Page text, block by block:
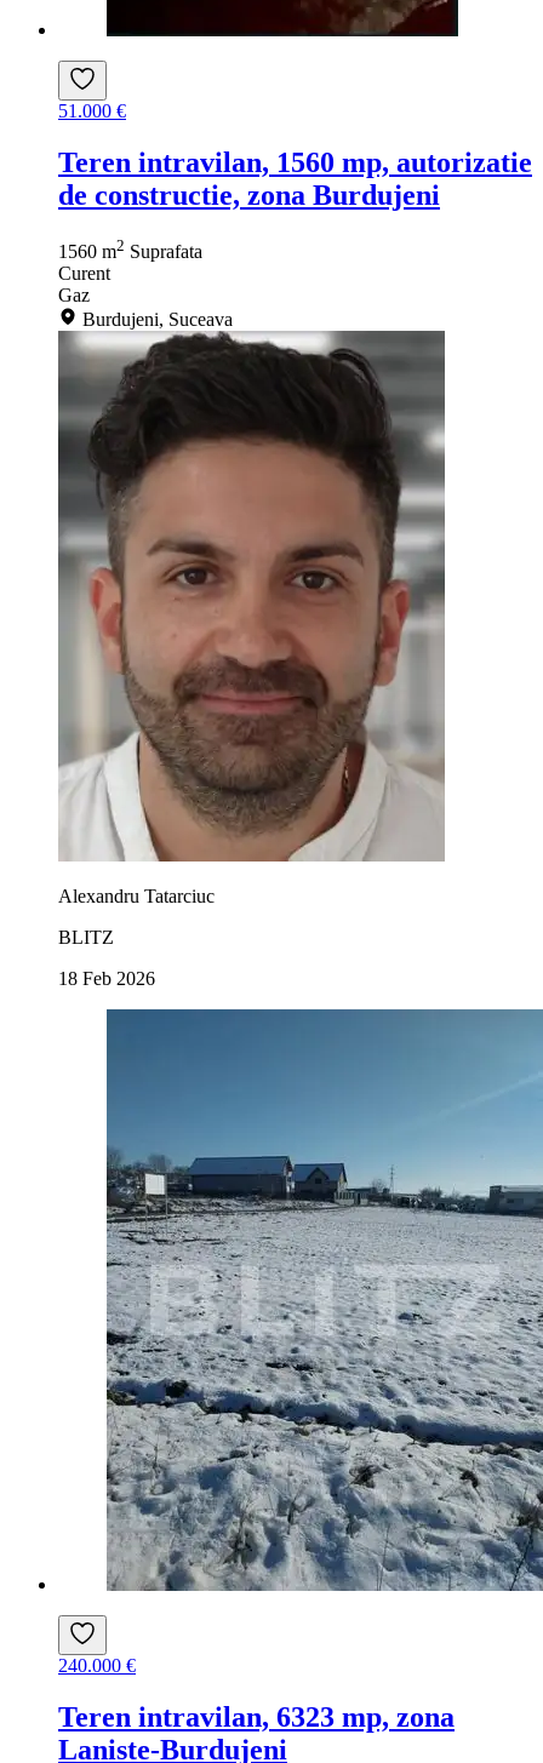
51.000 €
Teren intravilan, 1560 mp, autorizatie
de constructie, zona Burdujeni
1560 m2 Suprafata
Curent
Gaz
Burdujeni, Suceava
Alexandru Tatarciuc
BLITZ
18 Feb 2026
240.000 €
Teren intravilan, 6323 mp, zona
Laniste-Burdujeni